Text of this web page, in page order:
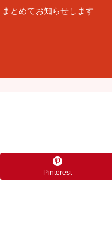
とめてお知らせします
Pinterest